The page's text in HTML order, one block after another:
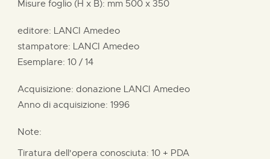
Misure foglio (H x B): mm 500 x 350
editore: LANCI Amedeo
stampatore: LANCI Amedeo
Esemplare: 10 / 14
Acquisizione: donazione LANCI Amedeo
Anno di acquisizione: 1996
Note:
Tiratura dell'opera conosciuta: 10 + PDA